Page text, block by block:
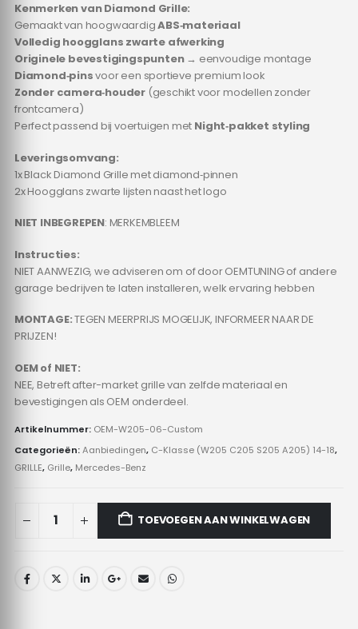
Kenmerken van Diamond Grille:
Gemaakt van hoogwaardigABS‑materiaal
Volledig hoogglans zwarte afwerking
Originele bevestigingspunten→ eenvoudige montage
Diamond‑pinsvoor een sportieve premium look
Zonder camera‑houder (geschikt voor modellen zonder
frontcamera)
Perfect passend bij voertuigen met Night‑pakket styling
Leveringsomvang:
1x Black Diamond Grille met diamond‑pinnen
2x Hoogglans zwarte lijsten naast het logo
NIET INBEGREPEN: MERKEMBLEEM
Instructies:
NIET AANWEZIG, we adviseren om of door OEMTUNING of andere
garage bedrijven te laten installeren, welk ervaring hebben
MONTAGE:TEGEN MEERPRIJS MOGELIJK, INFORMEER NAAR DE
PRIJZEN!
OEM of NIET:
NEE, Betreft after-market grille van zelfde materiaal en
bevestigingen als OEM onderdeel.
Artikelnummer: OEM-W205-06-Custom
Categorieën:Aanbiedingen, C-Klasse (W205 C205 S205 A205) 14-18,
GRILLE, Grille, Mercedes-Benz
TOEVOEGEN AAN WINKELWAGEN